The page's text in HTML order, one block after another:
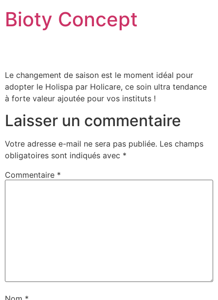
Bioty Concept
Le changement de saison est le moment idéal pour
adopter le Holispa par Holicare, ce soin ultra tendance
à forte valeur ajoutée pour vos instituts !
Laisser un commentaire
Votre adresse e-mail ne sera pas publiée. Les champs
obligatoires sont indiqués avec *
Commentaire *